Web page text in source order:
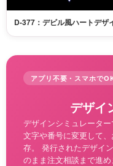
D-377：デビル風ハートデザ
アプリ不要・スマホで
デザイ
デザインシミュレータ
文字や番号に変更して
存。 発行されたデザイ
のまま注文相談まで進め